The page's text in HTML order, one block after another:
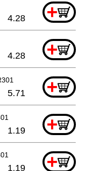
+
4.28
+
4.28
+
5.71
+
1.19
+
1.19